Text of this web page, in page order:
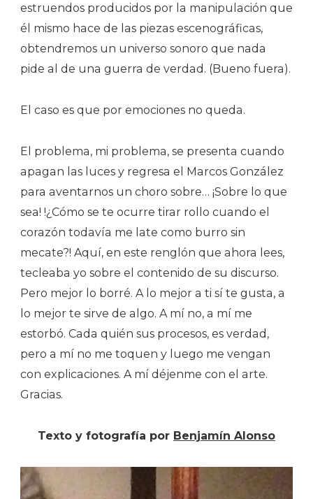
estruendos producidos por la manipulación que
él mismo hace de las piezas escenográficas,
obtendremos un universo sonoro que nada
pide al de una guerra de verdad. (Bueno fuera).
El caso es que por emociones no queda.
El problema, mi problema, se presenta cuando
apagan las luces y regresa el Marcos González
para aventarnos un choro sobre… ¡Sobre lo que
sea! !¿Cómo se te ocurre tirar rollo cuando el
corazón todavía me late como burro sin
mecate?! Aquí, en este renglón que ahora lees,
tecleaba yo sobre el contenido de su discurso.
Pero mejor lo borré. A lo mejor a ti sí te gusta, a
lo mejor te sirve de algo. A mí no, a mí me
estorbó. Cada quién sus procesos, es verdad,
pero a mí no me toquen y luego me vengan
con explicaciones. A mí déjenme con el arte.
Gracias.
Texto y fotografía por Benjamín Alonso